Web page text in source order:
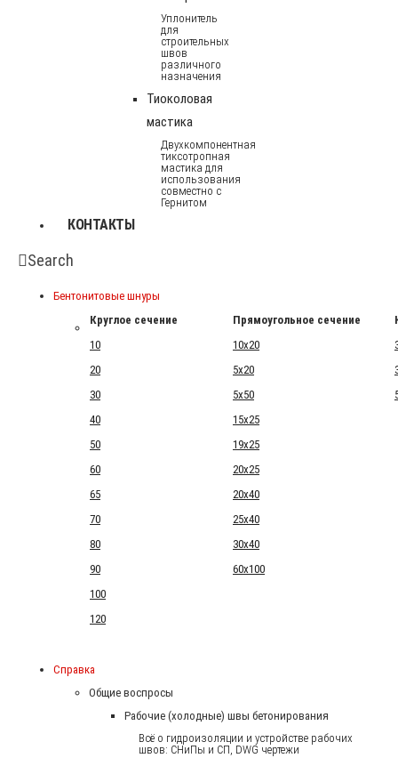
Уплонитель
для
строительных
швов
различного
назначения
Тиоколовая
мастика
Двухкомпонентная
тиксотропная
мастика для
использования
совместно с
Гернитом
КОНТАКТЫ
Search
Бентонитовые шнуры
Круглое сечение
Прямоугольное сечение
10
10x20
20
5x20
30
5x50
40
15x25
50
19x25
60
20x25
65
20x40
70
25x40
80
30x40
90
60x100
100
120
Справка
Общие воспросы
Рабочие (холодные) швы бетонирования
Всё о гидроизоляции и устройстве рабочих
швов: СНиПы и СП, DWG чертежи